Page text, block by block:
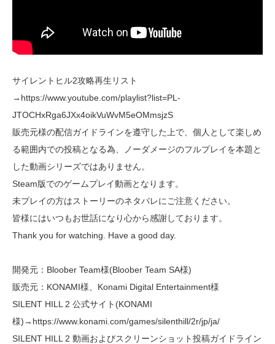
サイレントヒル2攻略再生リスト
→https://www.youtube.com/playlist?list=PL-
JTOCHxRga6JXx4oikVuWvM5eOMmsjzS
販売元様の配信ガイドラインを遵守した上で、個人として楽しめ
る範囲内での投稿となる為、ノーダメージのフルプレイを本題と
した動画シリーズではありません。
Steam版でのゲームプレイ動画となります。
未プレイの方はストーリーのネタバレにご注意ください。
皆様にはいつもお世話になり心から感謝しております。
Thank you for watching. Have a good day.
開発元：Bloober Team様(Bloober Team SA様)
販売元：KONAMI様、Konami Digital Entertainment様
SILENT HILL 2 公式サイト(KONAMI
様)→https://www.konami.com/games/silenthill/2r/jp/ja/
SILENT HILL 2 動画およびスクリーンショット投稿ガイドライン